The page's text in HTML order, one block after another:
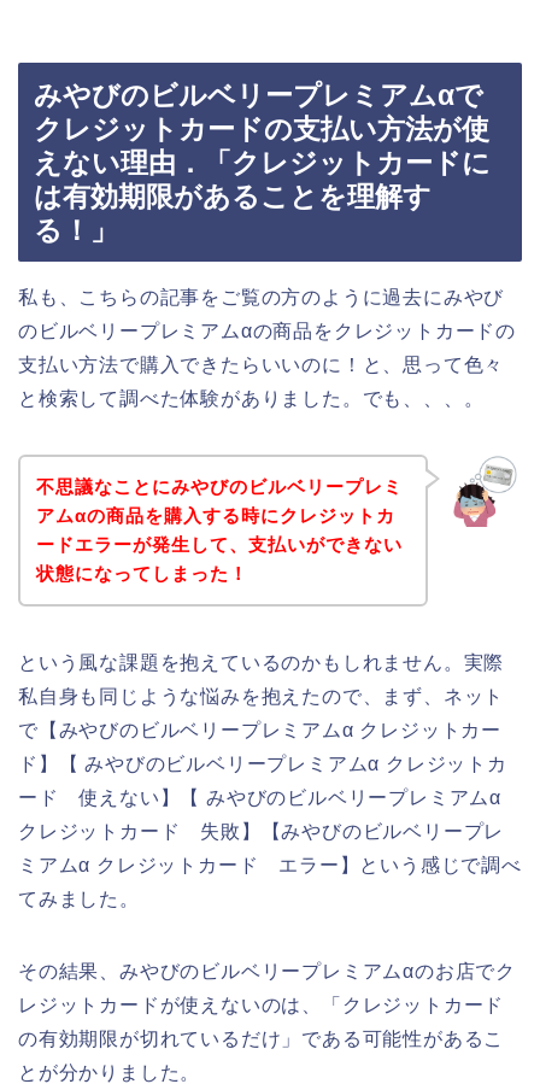
みやびのビルベリープレミアムαで
クレジットカードの支払い方法が使
えない理由．「クレジットカードに
は有効期限があることを理解す
る！」
私も、こちらの記事をご覧の方のように過去にみやび
のビルベリープレミアムαの商品をクレジットカードの
支払い方法で購入できたらいいのに！と、思って色々
と検索して調べた体験がありました。でも、、、。
不思議なことにみやびのビルベリープレミ
アムαの商品を購入する時にクレジットカ
ードエラーが発生して、支払いができない
状態になってしまった！
という風な課題を抱えているのかもしれません。実際
私自身も同じような悩みを抱えたので、まず、ネット
で【みやびのビルベリープレミアムα クレジットカー
ド】【 みやびのビルベリープレミアムα クレジットカ
ード 使えない】【 みやびのビルベリープレミアムα
クレジットカード 失敗】【みやびのビルベリープレ
ミアムα クレジットカード エラー】という感じで調べ
てみました。
その結果、みやびのビルベリープレミアムαのお店でク
レジットカードが使えないのは、「クレジットカード
の有効期限が切れているだけ」である可能性があるこ
とが分かりました。